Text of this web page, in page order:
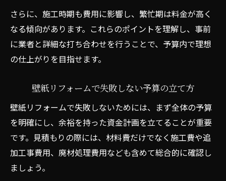
さらに、施工時期も費用に影響し、繁忙期は料金が高く
なる傾向があります。これらのポイントを理解し、事前
に業者と詳細な打ち合わせを行うことで、予算内で理想
の仕上がりを目指せます。
壁紙リフォームで失敗しない予算の立て方
壁紙リフォームで失敗しないためには、まず全体の予算
を明確にし、余裕を持った資金計画を立てることが重要
です。見積もりの際には、材料費だけでなく施工費や追
加工事費用、廃材処理費用なども含めて総合的に確認し
ましょう。